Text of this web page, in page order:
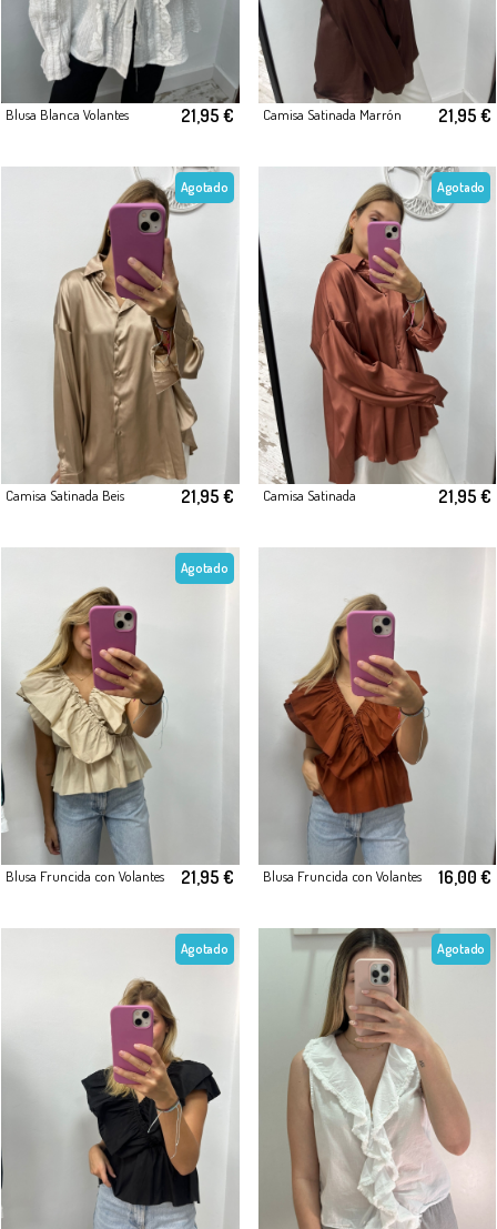
Blusa Blanca Volantes 21,95 € Camisa Satinada Marrón 21,95 €
Agotado
Camisa Satinada Beis 21,95 €
Agotado
Camisa Satinada 21,95 €
Agotado
Blusa Fruncida con Volantes 21,95 € Blusa Fruncida con Volantes 16,00 €
Agotado Agotado